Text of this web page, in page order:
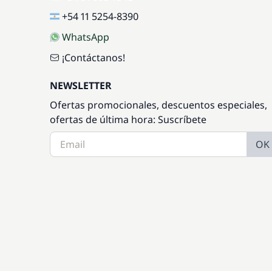
+54 11 5254-8390
WhatsApp
¡Contáctanos!
NEWSLETTER
Ofertas promocionales, descuentos especiales,
ofertas de última hora: Suscríbete
OK